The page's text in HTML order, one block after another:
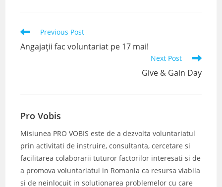
Read
articles
Previous Post
Angajații fac voluntariat pe 17 mai!
Next Post
Give & Gain Day
Pro Vobis
Misiunea PRO VOBIS este de a dezvolta voluntariatul
prin activitati de instruire, consultanta, cercetare si
facilitarea colaborarii tuturor factorilor interesati si de
a promova voluntariatul in Romania ca resursa viabila
si de neinlocuit in solutionarea problemelor cu care